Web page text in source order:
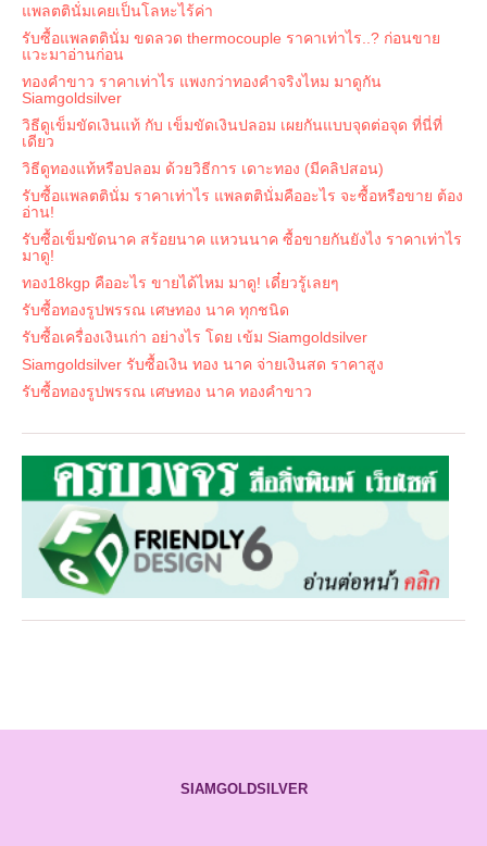
แพลตตินั่มเคยเป็นโลหะไร้ค่า
รับซื้อแพลตตินั่ม ขดลวด thermocouple ราคาเท่าไร..? ก่อนขาย
แวะมาอ่านก่อน
ทองคำขาว ราคาเท่าไร แพงกว่าทองคำจริงไหม มาดูกัน
Siamgoldsilver
วิธีดูเข็มขัดเงินแท้ กับ เข็มขัดเงินปลอม เผยกันแบบจุดต่อจุด ที่นี่ที่
เดียว
วิธีดูทองแท้หรือปลอม ด้วยวิธีการ เดาะทอง (มีคลิปสอน)
รับซื้อแพลตตินั่ม ราคาเท่าไร แพลตตินั่มคืออะไร จะซื้อหรือขาย ต้อง
อ่าน!
รับซื้อเข็มขัดนาค สร้อยนาค แหวนนาค ซื้อขายกันยังไง ราคาเท่าไร
มาดู!
ทอง18kgp คืออะไร ขายได้ไหม มาดู! เดี๋ยวรู้เลยๆ
รับซื้อทองรูปพรรณ เศษทอง นาค ทุกชนิด
รับซื้อเครื่องเงินเก่า อย่างไร โดย เข้ม Siamgoldsilver
Siamgoldsilver รับซื้อเงิน ทอง นาค จ่ายเงินสด ราคาสูง
รับซื้อทองรูปพรรณ เศษทอง นาค ทองคำขาว
SIAMGOLDSILVER